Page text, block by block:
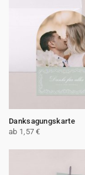
Danksagungskarte
ab 1,57 €